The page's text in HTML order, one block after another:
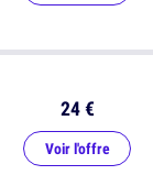
24 €
Voir l'offre